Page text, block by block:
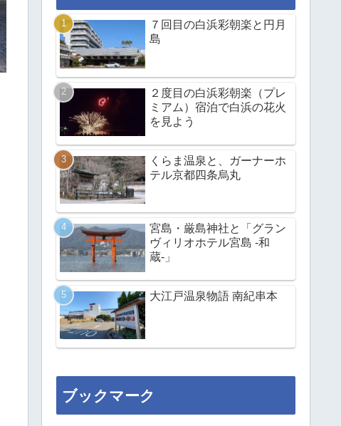
７回目の白浜彩朝楽と円月
島
２度目の白浜彩朝楽（プレ
ミアム）宿泊で白浜の花火
を見よう
くらま温泉と、ガーナーホ
テル京都四条烏丸
宮島・厳島神社と「グラン
ヴィリオホテル宮島 -和
蔵-」
大江戸温泉物語 南紀串本
ブックマーク